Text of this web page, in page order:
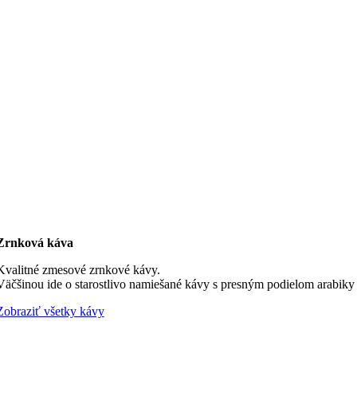
káva
zmesové zrnkové kávy.
ide o starostlivo namiešané kávy s presným podielom
všetky kávy